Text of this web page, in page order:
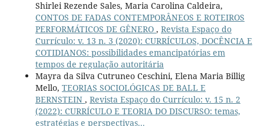
Shirlei Rezende Sales, Maria Carolina Caldeira,
CONTOS DE FADAS CONTEMPORÂNEOS E ROTEIROS
PERFORMÁTICOS DE GÊNERO , Revista Espaço do
Currículo: v. 13 n. 3 (2020): CURRÍCULOS, DOCÊNCIA E
COTIDIANOS: possibilidades emancipatórias em
tempos de regulação autoritária
Mayra da Silva Cutruneo Ceschini, Elena Maria Billig
Mello, TEORIAS SOCIOLÓGICAS DE BALL E
BERNSTEIN , Revista Espaço do Currículo: v. 15 n. 2
(2022): CURRÍCULO E TEORIA DO DISCURSO: temas,
estratégias e perspectivas...